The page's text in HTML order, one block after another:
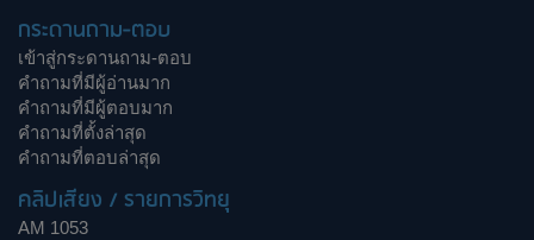
กระดานถาม-ตอบ
เข้าสู่กระดานถาม-ตอบ
คำถามที่มีผู้อ่านมาก
คำถามที่มีผู้ตอบมาก
คำถามที่ตั้งล่าสุด
คำถามที่ตอบล่าสุด
คลิปเสียง / รายการวิทยุ
AM 1053